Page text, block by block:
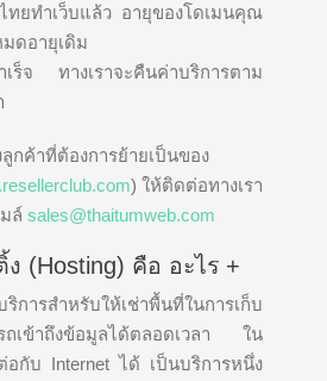
ทยทำเว็บแล้ว อายุของโดเมนคุณ
ดอายุเดิม
เร็จ ทางเราจะคืนค่าบริการตาม
กค้าที่ต้องการย้ายเป็นของ
) ให้ติดต่อทางเรา
ล์ sales@thaitumweb.com
ง (Hosting) คือ อะไร +
การสำหรับให้เช่าพื้นที่ในการเก็บ
ถเข้าถึงข้อมูลได้ตลอดเวลา ใน
อกับ Internet ได้ เป็นบริการหนึ่ง